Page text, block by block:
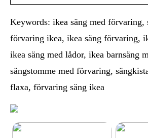
Keywords: ikea säng med förvaring,
förvaring ikea, ikea säng förvaring,
ikea säng med lådor, ikea barnsäng
sängstomme med förvaring,
flaxa, förvaring säng ikea